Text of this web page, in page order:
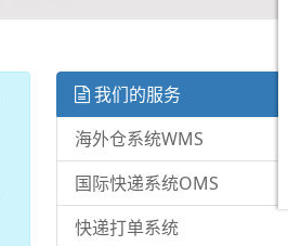
我们的服务
海外仓系统WMS
国际快递系统OMS
快递打单系统